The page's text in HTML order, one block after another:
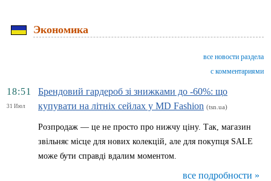
Экономика
все новости раздела
с комментариями
18:51
31 Июл
Брендовий гардероб зі знижками до -60%: що
купувати на літніх сейлах у MD Fashion (tsn.ua)
Розпродаж — це не просто про нижчу ціну. Так, магазин
звільняє місце для нових колекцій, але для покупця SALE
може бути справді вдалим моментом.
все подробности »